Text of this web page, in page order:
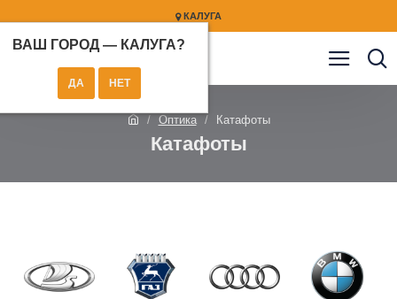
КАЛУГА
ВАШ ГОРОД — КАЛУГА?
Оптика Катафоты
Катафоты